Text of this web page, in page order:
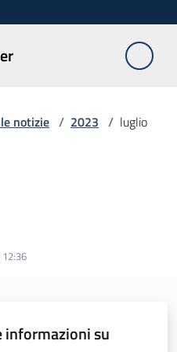
notizie / 2023 / luglio
informazioni su